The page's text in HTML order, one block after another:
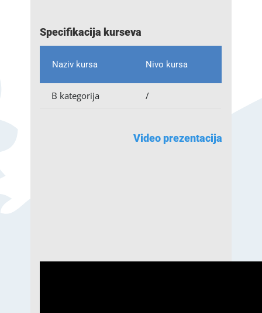
Specifikacija kurseva
Naziv kursa Nivo kursa
B kategorija /
Video prezentacija